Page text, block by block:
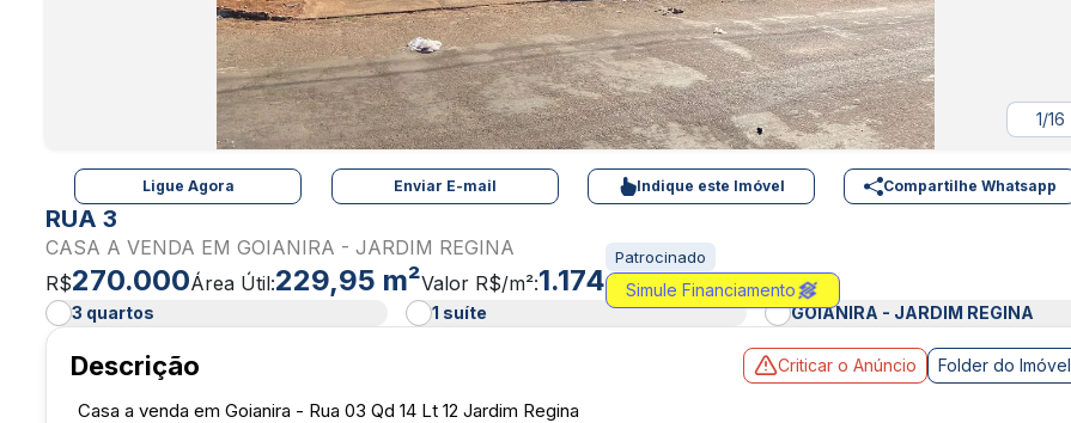
1/16
Ligue Agora Enviar E-mail Indique este Imóvel Compartilhe Whatsapp
RUA 3
CASA A VENDA EM GOIANIRA - JARDIM REGINA
R$270.000Área Útil:229,95 m²Valor R$/m²:1.174
Patrocinado
Simule Financiamento
3 quartos
1 suíte GOIANIRA - JARDIM REGINA
Descrição Criticar o Anúncio Folder do Imóvel
Casa a venda em Goianira - Rua 03 Qd 14 Lt 12 Jardim Regina